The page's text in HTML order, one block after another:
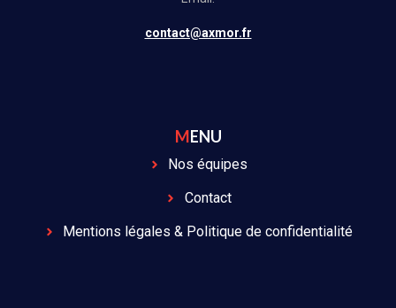
contact@axmor.fr
MENU
Nos équipes
Contact
Mentions légales & Politique de confidentialité